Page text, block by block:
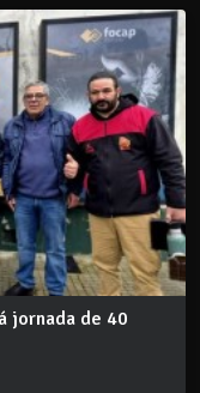
jornada de 40